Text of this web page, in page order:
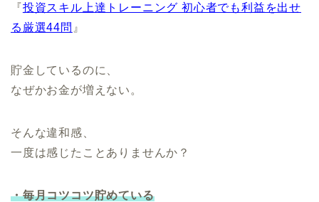
『投資スキル上達トレーニング 初心者でも利益を出せ
る厳選44問 』
貯金しているのに、
なぜかお金が増えない。
そんな違和感、
一度は感じたことありませんか？
・毎月コツコツ貯めている